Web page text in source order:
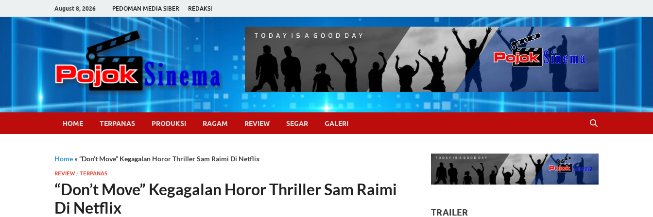
August 8, 2026 PEDOMAN MEDIA SIBER REDAKSI
Pojok Sinema
HOME TERPANAS PRODUKSI RAGAM REVIEW SEGAR GALERI
Home » “Don’t Move” Kegagalan Horor Thriller Sam Raimi Di Netflix
REVIEW / TERPANAS
“Don’t Move” Kegagalan Horor Thriller Sam Raimi
Di Netflix
TRAILER